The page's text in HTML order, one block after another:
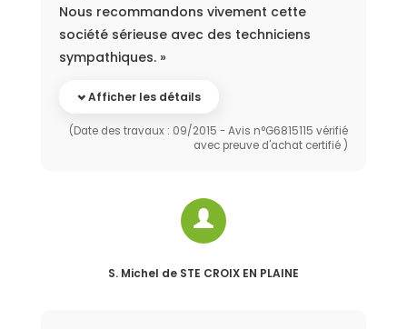
Nous recommandons vivement cette
société sérieuse avec des techniciens
sympathiques. »
Afficher les détails
(Date des travaux : 09/2015 - Avis n°G6815115 vérifié
avec preuve d'achat certifié )
S. Michel de STE CROIX EN PLAINE